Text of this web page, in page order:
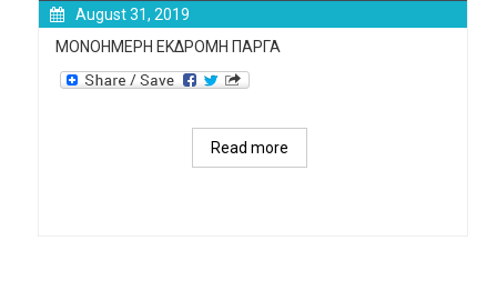
August 31, 2019
ΜΟΝΟΗΜΕΡΗ ΕΚΔΡΟΜΗ ΠΑΡΓΑ
Read more
about